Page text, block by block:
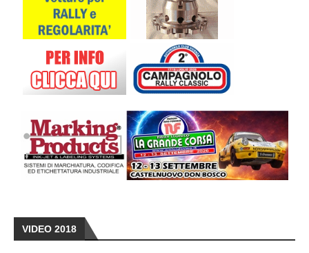
VIDEO 2018